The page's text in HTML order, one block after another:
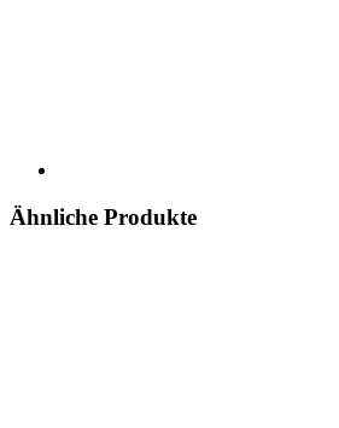
Ähnliche Produkte